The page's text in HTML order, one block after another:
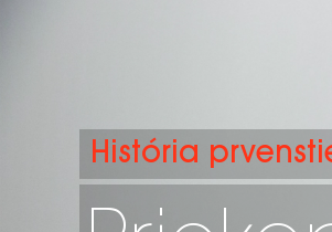
História